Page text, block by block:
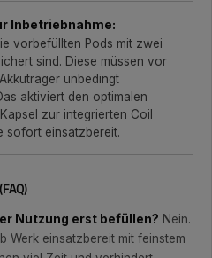
Inbetriebnahme:
vorbefüllten Pods mit zwei
sind. Diese müssen vor
unbedingt
aktiviert den optimalen
zur integrierten Coil
sofort einsatzbereit.
Nutzung erst befüllen? Nein.
Werk einsatzbereit mit feinstem